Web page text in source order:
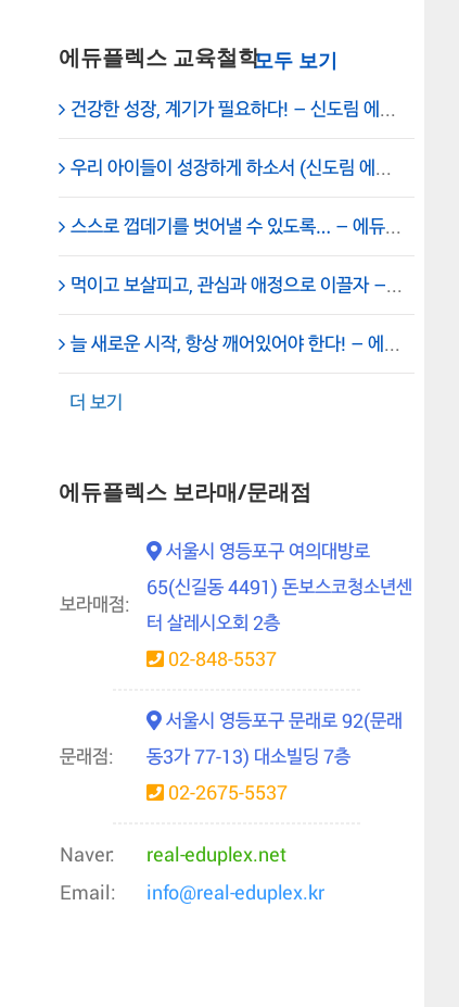
에듀플렉스 교육철학
건강한 성장, 계기가 필요하다! – 신도림 에듀플렉스 원장의 일기
우리 아이들이 성장하게 하소서 (신도림 에듀플렉스) – 원장의 기도
스스로 껍데기를 벗어낼 수 있도록… – 에듀플렉스 신도림 대표원장 채석
먹이고 보살피고, 관심과 애정으로 이끌자 – 에듀플렉스 신도림 학원 임세진 총괄원장
늘 새로운 시작, 항상 깨어있어야 한다! – 에듀플렉스 신도림 학원
더 보기
에듀플렉스 보라매/문래점
보라매점:
서울시 영등포구 여의대방로
65(신길동 4491) 돈보스코청소년센
터 살레시오회 2층
02-848-5537
문래점:
서울시 영등포구 문래로 92(문래
동3가 77-13) 대소빌딩 7층
02-2675-5537
Naver:
real-eduplex.net
Email:
info@real-eduplex.kr